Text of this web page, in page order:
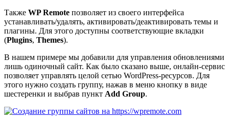
Также WP Remote позволяет из своего интерфейса
устанавливать/удалять, активировать/деактивировать темы и
плагины. Для этого доступны соответствующие вкладки
(Plugins, Themes).
В нашем примере мы добавили для управления обновлениями
лишь одиночный сайт. Как было сказано выше, онлайн-сервис
позволяет управлять целой сетью WordPress-ресурсов. Для
этого нужно создать группу, нажав в меню кнопку в виде
шестеренки и выбрав пункт Add Group.